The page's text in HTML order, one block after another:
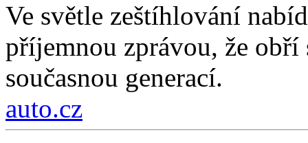
Ve světle zeštíhlování
příjemnou zprávou, že
současnou generací.
auto.cz